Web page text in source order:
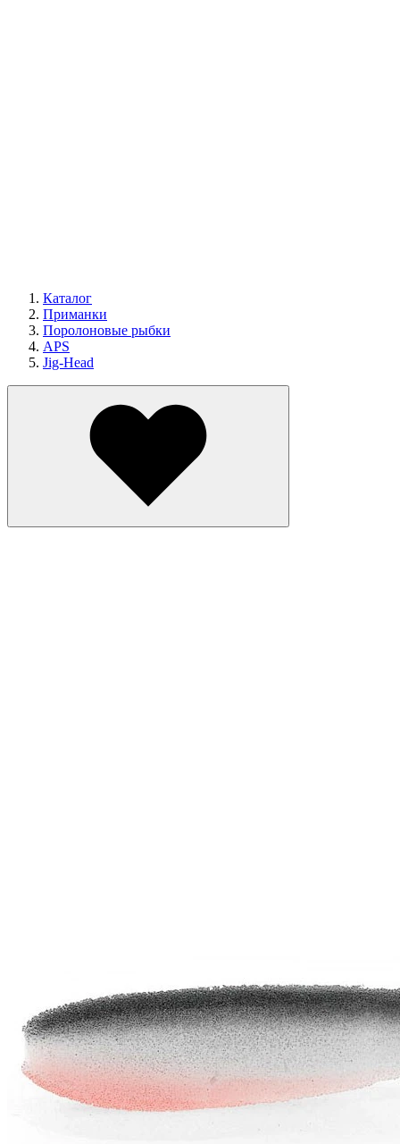
Каталог
Приманки
Поролоновые рыбки
APS
Jig-Head